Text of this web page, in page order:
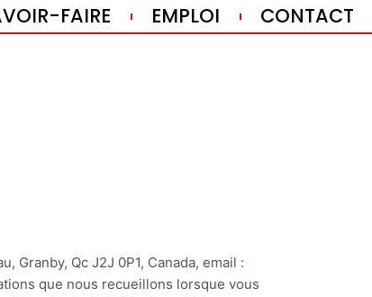
FAIRE EMPLOI CONTACT
Qc J2J 0P1, Canada, email :
que nous recueillons lorsque vous